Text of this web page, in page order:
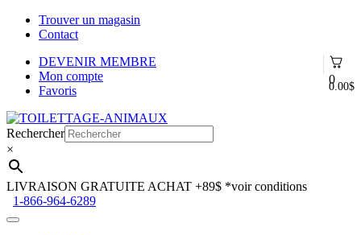
Trouver un magasin
Contact
0
0.00$
DEVENIR MEMBRE
Mon compte
Favoris
Aller
à
la
navigation
Aller
au
contenu
Rechercher
×
LIVRAISON GRATUITE ACHAT +89$ *voir conditions
1-866-964-6289